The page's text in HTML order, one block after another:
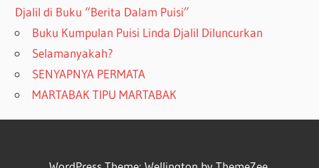
Djalil di Buku “Berita Dalam Puisi”
Buku Kumpulan Puisi Linda Djalil Diluncurkan
Selamanyakah?
SENYAPNYA PERMATA
MARTABAK TIPU MARTABAK